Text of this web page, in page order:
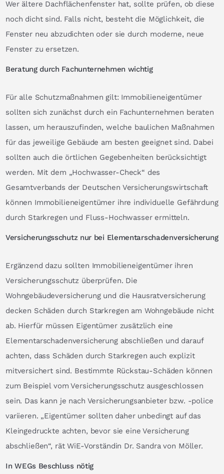
Wer ältere Dachflächenfenster hat, sollte prüfen, ob diese
noch dicht sind. Falls nicht, besteht die Möglichkeit, die
Fenster neu abzudichten oder sie durch moderne, neue
Fenster zu ersetzen.
Beratung durch Fachunternehmen wichtig
Für alle Schutzmaßnahmen gilt: Immobilieneigentümer
sollten sich zunächst durch ein Fachunternehmen beraten
lassen, um herauszufinden, welche baulichen Maßnahmen
für das jeweilige Gebäude am besten geeignet sind. Dabei
sollten auch die örtlichen Gegebenheiten berücksichtigt
werden. Mit dem „Hochwasser-Check“ des
Gesamtverbands der Deutschen Versicherungswirtschaft
können Immobilieneigentümer ihre individuelle Gefährdung
durch Starkregen und Fluss-Hochwasser ermitteln.
Versicherungsschutz nur bei Elementarschadenversicherung
Ergänzend dazu sollten Immobilieneigentümer ihren
Versicherungsschutz überprüfen. Die
Wohngebäudeversicherung und die Hausratversicherung
decken Schäden durch Starkregen am Wohngebäude nicht
ab. Hierfür müssen Eigentümer zusätzlich eine
Elementarschadenversicherung abschließen und darauf
achten, dass Schäden durch Starkregen auch explizit
mitversichert sind. Bestimmte Rückstau-Schäden können
zum Beispiel vom Versicherungsschutz ausgeschlossen
sein. Das kann je nach Versicherungsanbieter bzw. -police
variieren. „Eigentümer sollten daher unbedingt auf das
Kleingedruckte achten, bevor sie eine Versicherung
abschließen“, rät WiE-Vorständin Dr. Sandra von Möller.
In WEGs Beschluss nötig